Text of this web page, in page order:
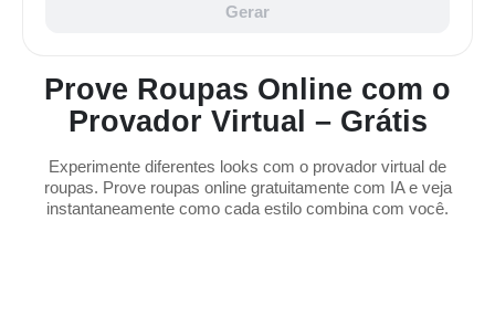
Prove Roupas Online com o
Provador Virtual – Grátis
Experimente diferentes looks com o provador virtual de
roupas. Prove roupas online gratuitamente com IA e veja
instantaneamente como cada estilo combina com você.
Gerar